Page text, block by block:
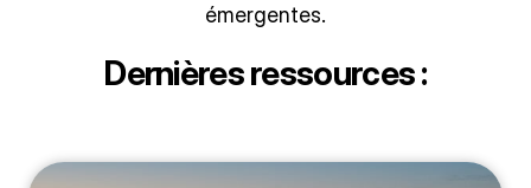
émergentes.
Dernières ressources :